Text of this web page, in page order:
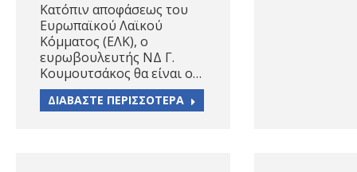
Κατόπιν αποφάσεως του
Ευρωπαϊκού Λαϊκού
Κόμματος (ΕΛΚ), ο
ευρωβουλευτής ΝΔ Γ.
Κουμουτσάκος θα είναι o…
ΔΙΑΒΑΣΤΕ ΠΕΡΙΣΣΟΤΕΡΑ